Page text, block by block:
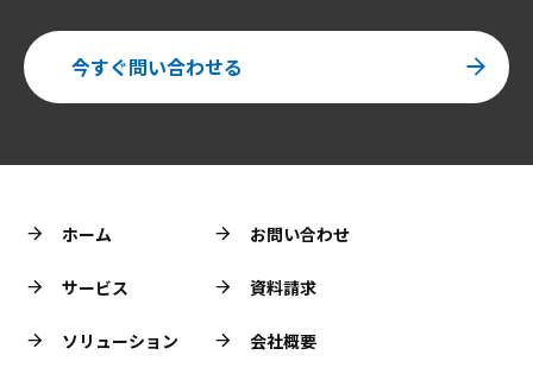
今すぐ問い合わせる
ホーム
サービス
ソリューション
お問い合わせ
資料請求
会社概要